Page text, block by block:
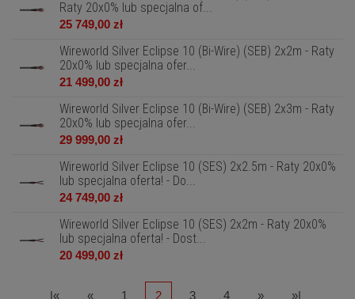
Raty 20x0% lub specjalna of...
25 749,00 zł
Wireworld Silver Eclipse 10 (Bi-Wire) (SEB) 2x2m - Raty
20x0% lub specjalna ofer...
21 499,00 zł
Wireworld Silver Eclipse 10 (Bi-Wire) (SEB) 2x3m - Raty
20x0% lub specjalna ofer...
29 999,00 zł
Wireworld Silver Eclipse 10 (SES) 2x2.5m - Raty 20x0%
lub specjalna oferta! - Do...
24 749,00 zł
Wireworld Silver Eclipse 10 (SES) 2x2m - Raty 20x0%
lub specjalna oferta! - Dost...
20 499,00 zł
|« « 1 2 3 4 » »|